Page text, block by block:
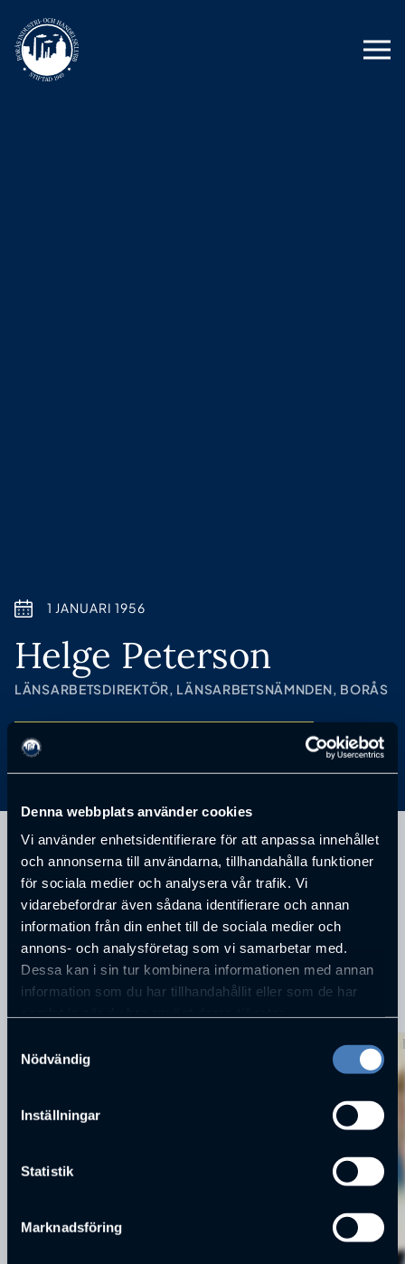
Denna webbplats använder cookies
Vi använder enhetsidentifierare för att anpassa innehållet
och annonserna till användarna, tillhandahålla funktioner
för sociala medier och analysera vår trafik. Vi
vidarebefordrar även sådana identifierare och annan
information från din enhet till de sociala medier och
annons- och analysföretag som vi samarbetar med.
Dessa kan i sin tur kombinera informationen med annan
information som du har tillhandahållit eller som de har
Nödvändig
Inställningar
Statistik
Marknadsföring
1 JANUARI 1956
Helge Peterson
LÄNSARBETSDIREKTÖR, LÄNSARBETSNÄMNDEN, BORÅS
Anmälan till föreläsning har passerat
LänsarbetsDirektör
Länsarbetsnämnden Borås